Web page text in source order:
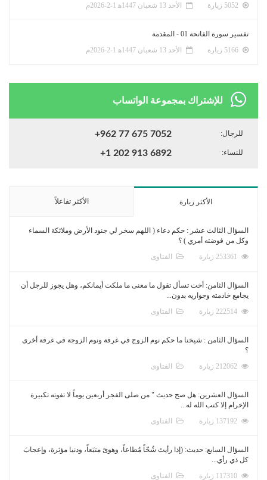
الأحد 13 شعبان 1447ﻫ 1-2-2026م
تفسير سورة الفاتحة 01 - المقدمة
الأحد 13 شعبان 1447ﻫ 1-2-2026م
للإشتراك بمجموعة الواتساب
للرجال: +962 77 675 7052
للنساء: +1 202 913 6892
الأكثر زيارة الأكثر تفاعلاً
السؤال الثالث عشر : حكم دعاء ( اللهم سخر لي جنود الأرض وملائكة السماء
وكل من فوضته أمري ) ؟
الفتاوى
السؤال الثامن: أخت تسأل تقول ما معنى ما ملكت أيمانكم، وهل يجوز للرجل أن
يجامع خادمته وجواريه بدون...
الفتاوى
السؤال الثامن : شيخنا ما حكم نوم الزوج في غرفة ونوم الزوجة في غرفة أخرى
؟
الفتاوى
السؤال العشرين: هل صح حديث " من صلى الفجر أربعين يوماً لا تفوته تكبيرة
الإحرام إلا كتب الله له...
الفتاوى
السؤال السابع: حديث: (إذا رأيتَ شُحّاً مُطاعاً، وهوىً متبَعاً، ودنيا مؤثرة، وإعجابَ
كل ذي رأي...
الفتاوى